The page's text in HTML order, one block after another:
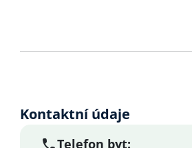
Kontaktní údaje
Telefon byt: